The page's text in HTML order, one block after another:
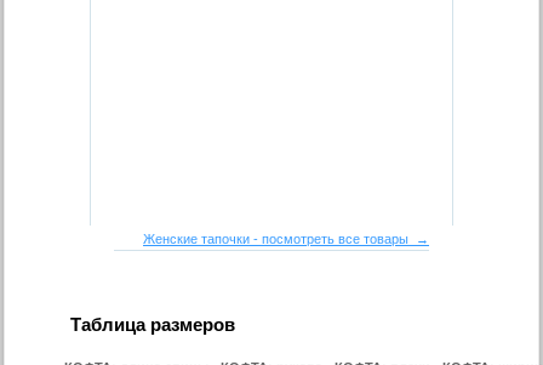
Женские тапочки - посмотреть все товары →
Таблица размеров